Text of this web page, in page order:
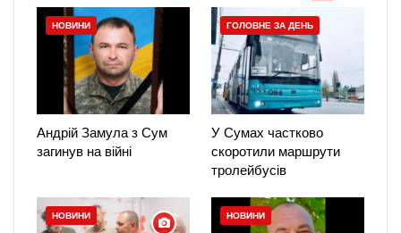
НОВИНИ
Андрій Замула з Сум
загинув на війні
ГОЛОВНЕ ЗА ДЕНЬ
У Сумах частково
скоротили маршрути
тролейбусів
НОВИНИ НОВИНИ